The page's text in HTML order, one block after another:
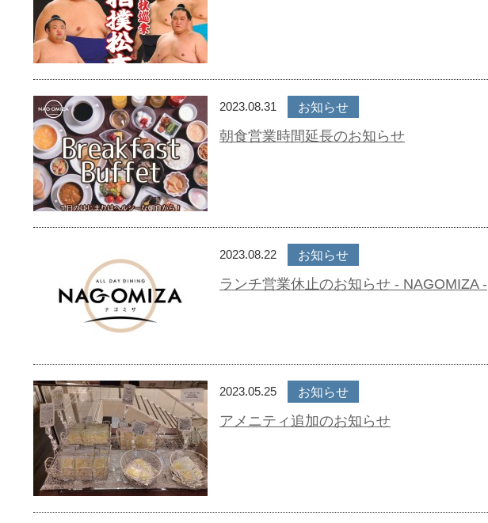
2023.08.31 お知らせ
朝食営業時間延長のお知らせ
2023.08.22 お知らせ
ランチ営業休止のお知らせ - NAGOMIZA -
2023.05.25 お知らせ
アメニティ追加のお知らせ